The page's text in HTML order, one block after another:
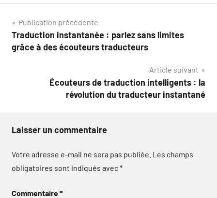
Navigation
de
Publication précédente
Traduction instantanée : parlez sans limites
grâce à des écouteurs traducteurs
Article suivant
Écouteurs de traduction intelligents : la
révolution du traducteur instantané
Laisser un commentaire
Votre adresse e-mail ne sera pas publiée. Les champs
obligatoires sont indiqués avec*
Commentaire*